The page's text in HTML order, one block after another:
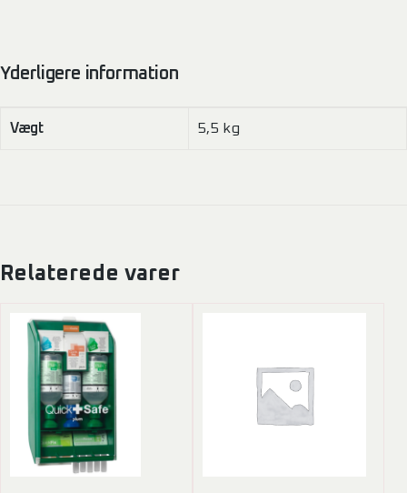
Yderligere information
Vægt 5,5 kg
Relaterede varer